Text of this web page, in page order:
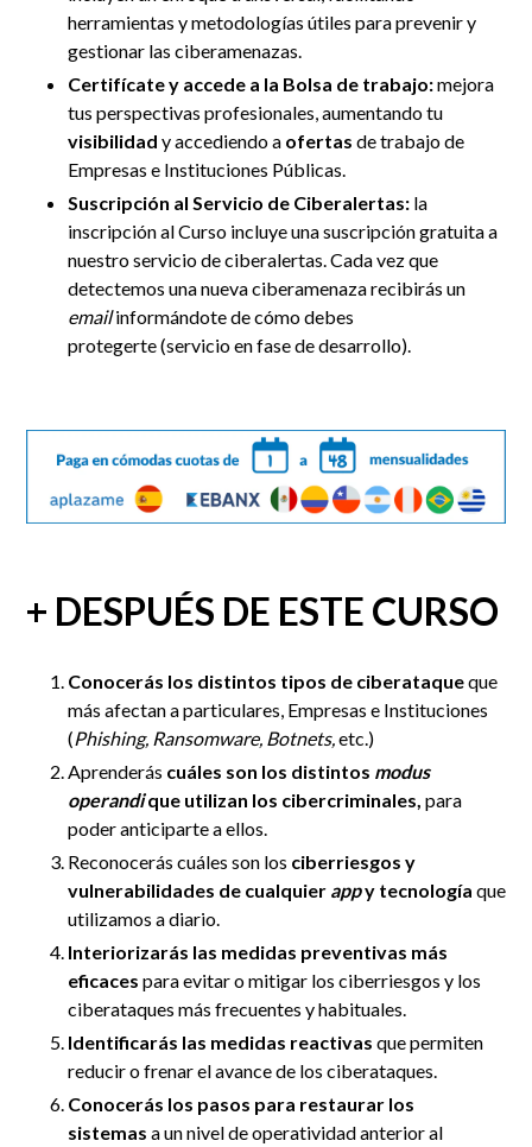
herramientas y metodologías útiles para prevenir y
gestionar las ciberamenazas.
Certifícate y accede a la Bolsa de trabajo:mejora
tus perspectivas profesionales, aumentando tu
visibilidad y accediendo a ofertas de trabajo de
Empresas e Instituciones Públicas.
Suscripción al Servicio de Ciberalertas: la
inscripción al Curso incluye una suscripción gratuita a
nuestro servicio de ciberalertas. Cada vez que
detectemos una nueva ciberamenaza recibirás un
emailinformándote de cómo debes
protegerte(servicioen fase de desarrollo).
+ DESPUÉS DE ESTE CURSO
Conocerás los distintos tipos de ciberataqueque
más afectan a particulares, Empresas e Instituciones
(Phishing, Ransomware, Botnets, etc.)
Aprenderás cuáles son los distintos modus
operandique utilizan los cibercriminales, para
poder anticiparte a ellos.
Reconocerás cuáles son los ciberriesgos y
vulnerabilidades de cualquier appy tecnología que
utilizamos a diario.
Interiorizarás las medidas preventivas más
eficaces para evitar o mitigar los ciberriesgos y los
ciberataques más frecuentes y habituales.
Identificarás las medidas reactivas que permiten
reducir o frenar el avance de los ciberataques.
Conocerás los pasos para restaurar los
sistemas a un nivel de operatividad anterior al